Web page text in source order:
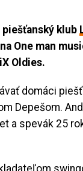
klub
One man
Oldies.
domáci
Depešom.
a spevák 25